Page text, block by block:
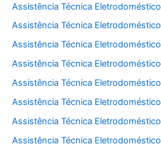
Assistência Técnica
Assistência Técnica
Assistência Técnica
Assistência Técnica
Assistência Técnica
Assistência Técnica
Assistência Técnica
Assistência Técnica